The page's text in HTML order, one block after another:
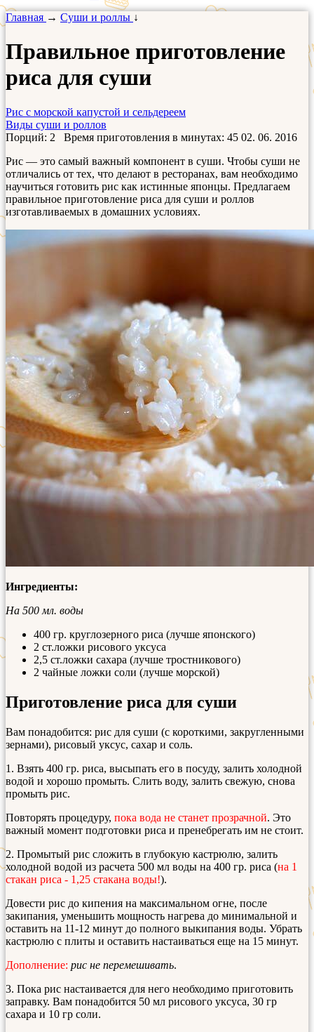
Главная → Суши и роллы ↓
Правильное приготовление
риса для суши
Рис с морской капустой и сельдереем
Виды суши и роллов
Порций: 2 Время приготовления в минутах: 45 02. 06. 2016
Рис — это самый важный компонент в суши. Чтобы суши не
отличались от тех, что делают в ресторанах, вам необходимо
научиться готовить рис как истинные японцы. Предлагаем
правильное приготовление риса для суши и роллов
изготавливаемых в домашних условиях.
Ингредиенты:
На 500 мл. воды
400 гр. круглозерного риса (лучше японского)
2 ст.ложки рисового уксуса
2,5 ст.ложки сахара (лучше тростникового)
2 чайные ложки соли (лучше морской)
Приготовление риса для суши
Вам понадобится: рис для суши (с короткими, закругленными
зернами), рисовый уксус, сахар и соль.
1. Взять 400 гр. риса, высыпать его в посуду, залить холодной
водой и хорошо промыть. Слить воду, залить свежую, снова
промыть рис.
Повторять процедуру, пока вода не станет прозрачной. Это
важный момент подготовки риса и пренебрегать им не стоит.
2. Промытый рис сложить в глубокую кастрюлю, залить
холодной водой из расчета 500 мл воды на 400 гр. риса (на 1
стакан риса - 1,25 стакана воды!).
Довести рис до кипения на максимальном огне, после
закипания, уменьшить мощность нагрева до минимальной и
оставить на 11-12 минут до полного выкипания воды. Убрать
кастрюлю с плиты и оставить настаиваться еще на 15 минут.
Дополнение: рис не перемешивать.
3. Пока рис настаивается для него необходимо приготовить
заправку. Вам понадобится 50 мл рисового уксуса, 30 гр
сахара и 10 гр соли.